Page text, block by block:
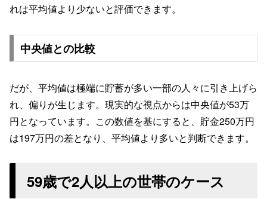
れは平均値より少ないと評価できます。
中央値との比較
だが、平均値は極端に貯蓄が多い一部の人々に引き上げら
れ、偏りが生じます。現実的な視点からは中央値が53万
円となっています。この数値を基にすると、貯金250万円
は197万円の差となり、平均値より多いと判断できます。
59歳で2人以上の世帯のケース